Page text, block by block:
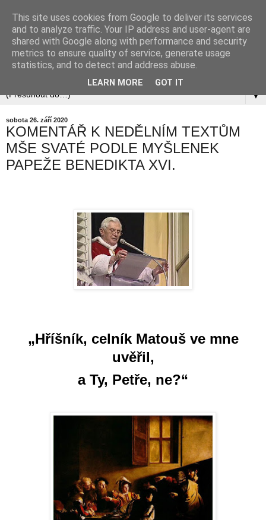
▼
sobota 26. září 2020
KOMENTÁŘ K NEDĚLNÍM TEXTŮM
MŠE SVATÉ PODLE MYŠLENEK
PAPEŽE BENEDIKTA XVI.
„Hříšník, celník Matouš ve mne
uvěřil,
a Ty, Petře, ne?“
This site uses cookies from Google to deliver its services
and to analyze traffic. Your IP address and user-agent are
shared with Google along with performance and security
metrics to ensure quality of service, generate usage
statistics, and to detect and address abuse.
LEARN MORE GOT IT